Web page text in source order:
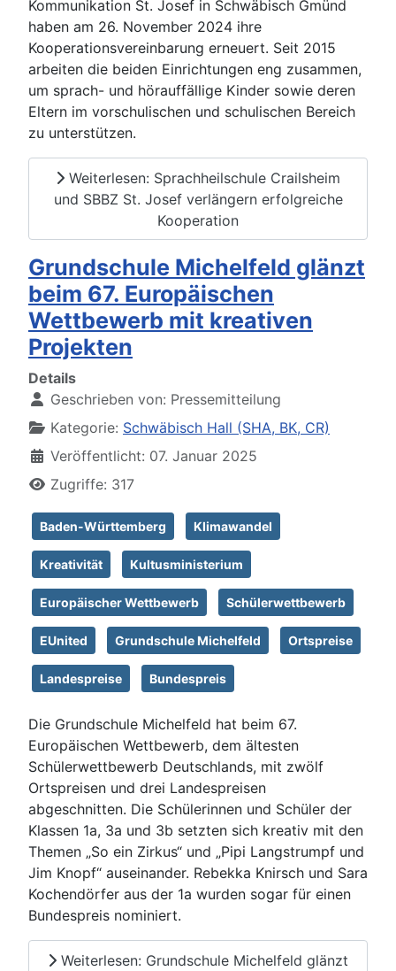
Kommunikation St. Josef in Schwäbisch Gmünd
haben am 26. November 2024 ihre
Kooperationsvereinbarung erneuert. Seit 2015
arbeiten die beiden Einrichtungen eng zusammen,
um sprach- und hörauffällige Kinder sowie deren
Eltern im vorschulischen und schulischen Bereich
zu unterstützen.
Weiterlesen: Sprachheilschule Crailsheim
und SBBZ St. Josef verlängern erfolgreiche
Kooperation
Grundschule Michelfeld glänzt
beim 67. Europäischen
Wettbewerb mit kreativen
Projekten
Details
Geschrieben von: Pressemitteilung
Kategorie: Schwäbisch Hall (SHA, BK, CR)
Veröffentlicht: 07. Januar 2025
Zugriffe: 317
Baden-Württemberg Klimawandel
Kreativität Kultusministerium
Europäischer Wettbewerb Schülerwettbewerb
EUnited Grundschule Michelfeld Ortspreise
Landespreise Bundespreis
Die Grundschule Michelfeld hat beim 67.
Europäischen Wettbewerb, dem ältesten
Schülerwettbewerb Deutschlands, mit zwölf
Ortspreisen und drei Landespreisen
abgeschnitten. Die Schülerinnen und Schüler der
Klassen 1a, 3a und 3b setzten sich kreativ mit den
Themen „So ein Zirkus“ und „Pipi Langstrumpf und
Jim Knopf“ auseinander. Rebekka Knirsch und Sara
Kochendörfer aus der 1a wurden sogar für einen
Bundespreis nominiert.
Weiterlesen: Grundschule Michelfeld glänzt